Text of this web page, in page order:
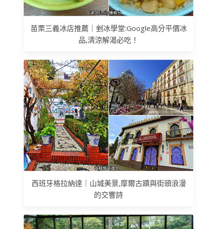
苗栗三義冰店推薦｜剉冰學堂:Google高分平價冰
品,清涼解渴必吃！
西班牙格拉納達｜山城美景,摩爾古蹟與街頭浪漫
的交響詩